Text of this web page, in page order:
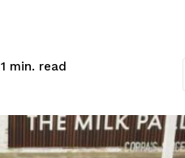
1 min. read